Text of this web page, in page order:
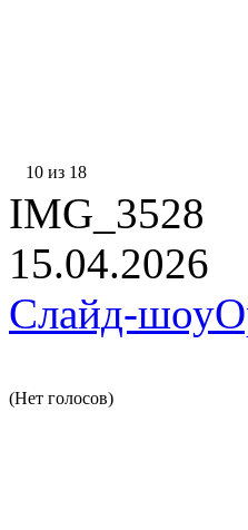
10 из 18
IMG_3528
15.04.2026
Слайд-шоу
(Нет голосов)